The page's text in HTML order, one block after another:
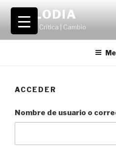
Saltar
contenido
VOLODIA
Teatro | Crítica | Cambio
ACCEDER
Nombre de usuario o